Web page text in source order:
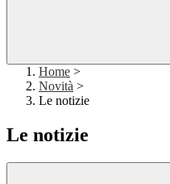
Home >
Novità >
Le notizie
Le notizie